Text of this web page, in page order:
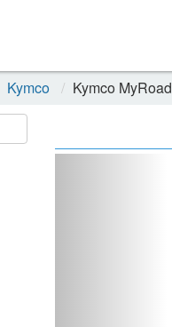
Kymco Kymco MyRoad